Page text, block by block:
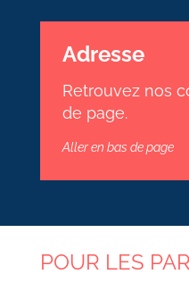
Adresse
Retrouvez nos
de page.
Aller en bas de page
POUR LES